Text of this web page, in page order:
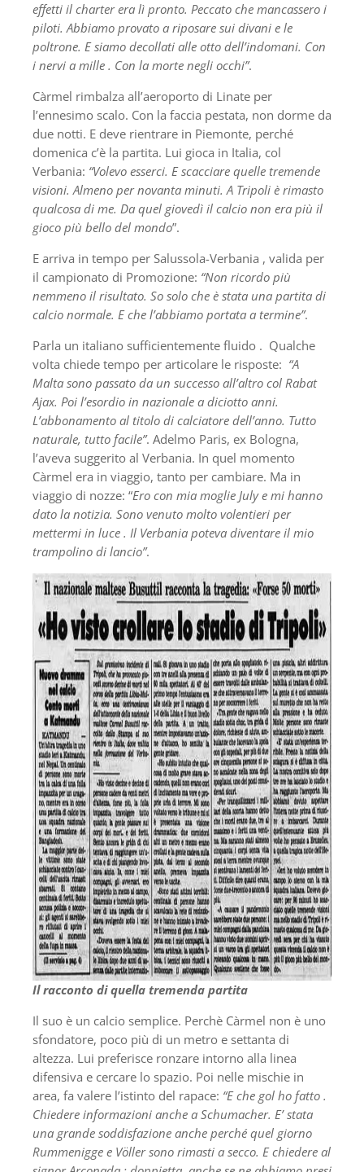
effetti il charter era lì pronto. Peccato che mancassero i
piloti. Abbiamo provato a riposare sui divani e le
poltrone. E siamo decollati alle otto dell’indomani. Con
i nervi a mille . Con la morte negli occhi”.
Càrmel rimbalza all’aeroporto di Linate per
l’ennesimo scalo. Con la faccia pestata, non dorme da
due notti. E deve rientrare in Piemonte, perché
domenica c’è la partita. Lui gioca in Italia, col
Verbania: “Volevo esserci. E scacciare quelle tremende
visioni. Almeno per novanta minuti. A Tripoli è rimasto
qualcosa di me. Da quel giovedì il calcio non era più il
gioco più bello del mondo”.
E arriva in tempo per Salussola-Verbania , valida per
il campionato di Promozione: “Non ricordo più
nemmeno il risultato. So solo che è stata una partita di
calcio normale. E che l’abbiamo portata a termine”.
Parla un italiano sufficientemente fluido . Qualche
volta chiede tempo per articolare le risposte: “A
Malta sono passato da un successo all’altro col Rabat
Ajax. Poi l’esordio in nazionale a diciotto anni.
L’abbonamento al titolo di calciatore dell’anno. Tutto
naturale, tutto facile”. Adelmo Paris, ex Bologna,
l’aveva suggerito al Verbania. In quel momento
Càrmel era in viaggio, tanto per cambiare. Ma in
viaggio di nozze: “Ero con mia moglie July e mi hanno
dato la notizia. Sono venuto molto volentieri per
mettermi in luce . Il Verbania poteva diventare il mio
trampolino di lancio”.
Il racconto di quella tremenda partita
Il suo è un calcio semplice. Perchè Càrmel non è uno
sfondatore, poco più di un metro e settanta di
altezza. Lui preferisce ronzare intorno alla linea
difensiva e cercare lo spazio. Poi nelle mischie in
area, fa valere l’istinto del rapace: “E che gol ho fatto .
Chiedere informazioni anche a Schumacher. E’ stata
una grande soddisfazione anche perché quel giorno
Rummenigge e Völler sono rimasti a secco. E chiedere al